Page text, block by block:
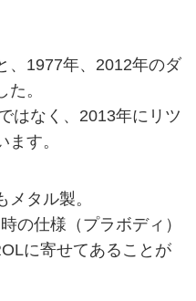
、1977年、2012年のダ
。
はなく、2013年にリツ
す。
タル製。
の仕様（プラボディ）
に寄せてあることが